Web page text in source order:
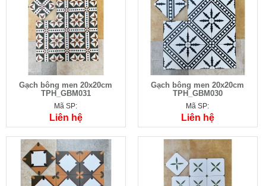
Gạch bông men 20x20cm
TPH_GBM031
Mã SP:
Liên hệ
Gạch bông men 20x20cm
TPH_GBM030
Mã SP:
Liên hệ